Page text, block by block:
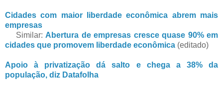
Cidades com maior liberdade econômica abrem mais
empresas
Similar: Abertura de empresas cresce quase 90% em
cidades que promovem liberdade econômica (editado)
Apoio à privatização dá salto e chega a 38% da
população, diz Datafolha